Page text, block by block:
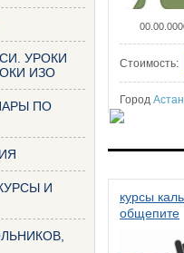
УРОКИ
ИЗО
ПО
И
Стоимость:
Город
курсы
общепите